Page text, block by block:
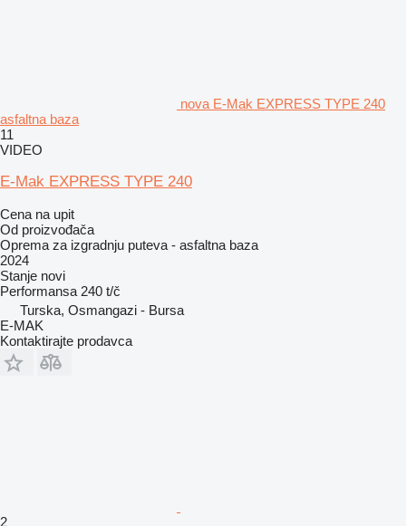
nova E-Mak EXPRESS TYPE 240
asfaltna baza
11
VIDEO
E-Mak EXPRESS TYPE 240
Cena na upit
Od proizvođača
Oprema za izgradnju puteva - asfaltna baza
2024
Stanje novi
Performansa 240 t/č
Turska, Osmangazi - Bursa
E-MAK
Kontaktirajte prodavca
2